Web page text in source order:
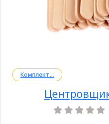
Комплект...